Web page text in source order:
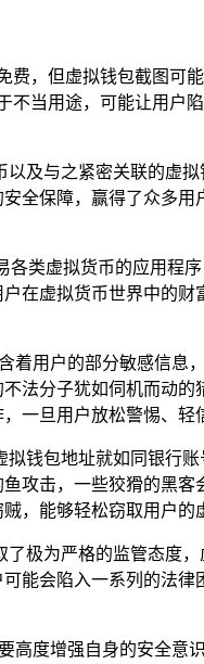
费，但虚拟钱包截图
当用途，可能让用户
及与之紧密关联的虚
全保障，赢得了众多
类虚拟货币的应用程
在虚拟货币世界中的
着用户的部分敏感信
法分子犹如伺机而动
一旦用户放松警惕、轻
钱包地址就如同银行
攻击，一些狡猾的黑
，能够轻松窃取用户的
极为严格的监管态度
能会陷入一系列的法
高度增强自身的安全